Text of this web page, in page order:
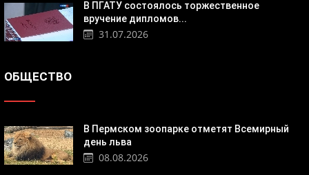
В ПГАТУ состоялось торжественное
вручение дипломов...
31.07.2026
ОБЩЕСТВО
В Пермском зоопарке отметят Всемирный
день льва
08.08.2026